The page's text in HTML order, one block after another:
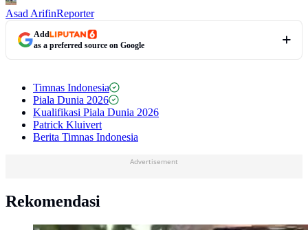
Asad ArifinReporter
Add
as a preferred source on Google
Timnas Indonesia
Piala Dunia 2026
Kualifikasi Piala Dunia 2026
Patrick Kluivert
Berita Timnas Indonesia
Advertisement
Rekomendasi